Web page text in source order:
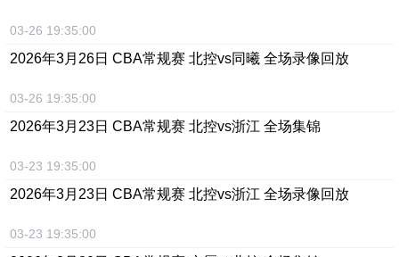
03-26 19:35:00
2026年3月26日 CBA常规赛 北控vs同曦 全场录像回放
03-26 19:35:00
2026年3月23日 CBA常规赛 北控vs浙江 全场集锦
03-23 19:35:00
2026年3月23日 CBA常规赛 北控vs浙江 全场录像回放
03-23 19:35:00